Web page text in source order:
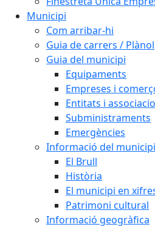
Municipi
Com arribar-hi
Guia de carrers / Plànol
Guia del municipi
Equipaments
Empreses i
Entitats i
Subministraments
Emergències
Informació del municipi
El Brull
Història
El municipi en
Patrimoni cultural
Informació geogràfica